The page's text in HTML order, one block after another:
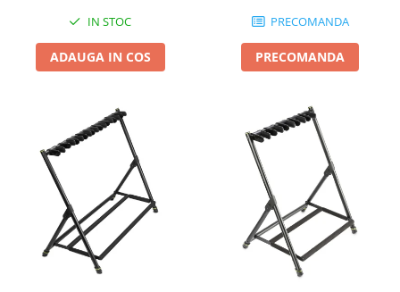
IN STOC
ADAUGA IN COS
PRECOMANDA
PRECOMANDA